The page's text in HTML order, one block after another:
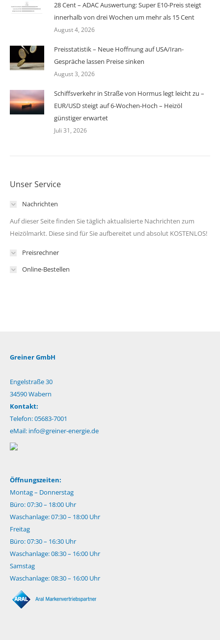
28 Cent – ADAC Auswertung: Super E10-Preis steigt
innerhalb von drei Wochen um mehr als 15 Cent
August 4, 2026
Preisstatistik – Neue Hoffnung auf USA/Iran-
Gespräche lassen Preise sinken
August 3, 2026
Schiffsverkehr in Straße von Hormus legt leicht zu –
EUR/USD steigt auf 6-Wochen-Hoch – Heizöl
günstiger erwartet
Juli 31, 2026
Unser Service
Nachrichten
Auf dieser Seite finden Sie täglich aktualisierte Nachrichten zum
Heizölmarkt. Diese sind für Sie aufbereitet und absolut KOSTENLOS!
Preisrechner
Online-Bestellen
Greiner GmbH
Engelstraße 30
34590 Wabern
Kontakt:
Telefon: 05683-7001
eMail: info@greiner-energie.de
Öffnungszeiten:
Montag – Donnerstag
Büro: 07:30 – 18:00 Uhr
Waschanlage: 07:30 – 18:00 Uhr
Freitag
Büro: 07:30 – 16:30 Uhr
Waschanlage: 08:30 – 16:00 Uhr
Samstag
Waschanlage: 08:30 – 16:00 Uhr